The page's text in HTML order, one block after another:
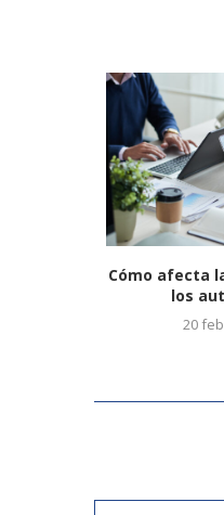
Cómo afecta
los
20